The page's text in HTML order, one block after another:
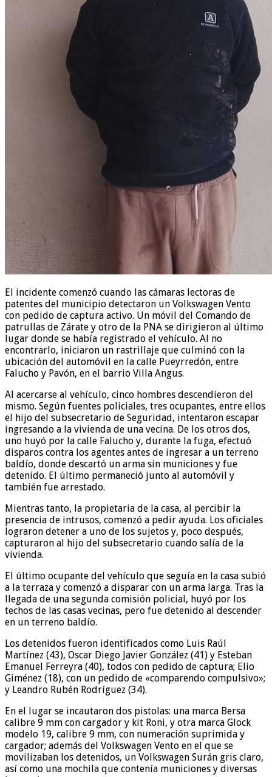
El incidente comenzó cuando las cámaras lectoras de
patentes del municipio detectaron un Volkswagen Vento
con pedido de captura activo. Un móvil del Comando de
patrullas de Zárate y otro de la PNA se dirigieron al último
lugar donde se había registrado el vehículo. Al no
encontrarlo, iniciaron un rastrillaje que culminó con la
ubicación del automóvil en la calle Pueyrredón, entre
Falucho y Pavón, en el barrio Villa Angus.
Al acercarse al vehículo, cinco hombres descendieron del
mismo. Según fuentes policiales, tres ocupantes, entre ellos
el hijo del subsecretario de Seguridad, intentaron escapar
ingresando a la vivienda de una vecina. De los otros dos,
uno huyó por la calle Falucho y, durante la fuga, efectuó
disparos contra los agentes antes de ingresar a un terreno
baldío, donde descartó un arma sin municiones y fue
detenido. El último permaneció junto al automóvil y
también fue arrestado.
Mientras tanto, la propietaria de la casa, al percibir la
presencia de intrusos, comenzó a pedir ayuda. Los oficiales
lograron detener a uno de los sujetos y, poco después,
capturaron al hijo del subsecretario cuando salía de la
vivienda.
El último ocupante del vehículo que seguía en la casa subió
a la terraza y comenzó a disparar con un arma larga. Tras la
llegada de una segunda comisión policial, huyó por los
techos de las casas vecinas, pero fue detenido al descender
en un terreno baldío.
Los detenidos fueron identificados como Luis Raúl
Martínez (43), Oscar Diego Javier González (41) y Esteban
Emanuel Ferreyra (40), todos con pedido de captura; Elio
Giménez (18), con un pedido de «comparendo compulsivo»;
y Leandro Rubén Rodríguez (34).
En el lugar se incautaron dos pistolas: una marca Bersa
calibre 9 mm con cargador y kit Roni, y otra marca Glock
modelo 19, calibre 9 mm, con numeración suprimida y
cargador; además del Volkswagen Vento en el que se
movilizaban los detenidos, un Volkswagen Surán gris claro,
así como una mochila que contenía municiones y diversas